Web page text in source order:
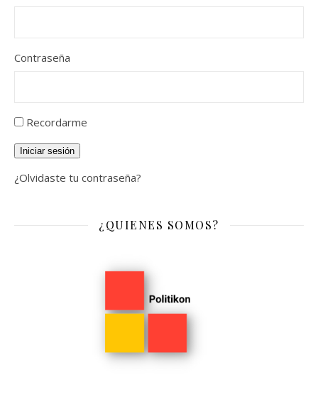
Contraseña
Recordarme
Iniciar sesión
¿Olvidaste tu contraseña?
¿QUIENES SOMOS?